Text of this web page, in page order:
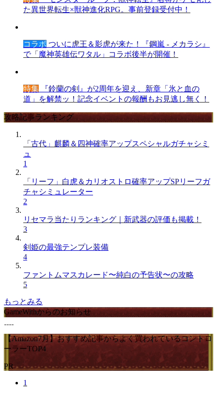
た異世界転生×獣神進化RPG。事前登録受付中！
コラボ ついに虎王＆影虎が来た！『鋼嵐 - メカラシ』
で「魔神英雄伝ワタル」コラボ後半が開催！
特集 『鈴蘭の剣』が2周年を迎え、新章「氷と血の
道」を解禁ッ！記念イベントの報酬もお見逃し無く！
攻略記事ランキング
「古代」麒麟＆四神確率アップスペシャルガチャシミ
ュ
1
「リーフ」白虎＆カリオストロ確率アップSPリーフガ
チャシミュレーター
2
リセマラ当たりランキング｜新武器の評価も掲載！
3
剣姫の最強テンプレ装備
4
ファントムマスカレード〜純白の予告状〜の攻略
5
もっとみる
GameWithからのお知らせ
【Amazon7月】おすすめ記事からよく買われているコントロ
ーラーTOP4
PR
1